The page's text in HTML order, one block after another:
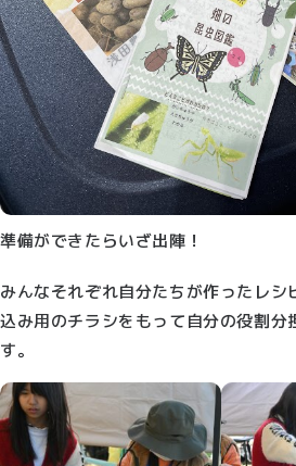
準備ができたらいざ出陣！
みんなそれぞれ自分たちが作ったレシ
込み用のチラシをもって自分の役割分
す。